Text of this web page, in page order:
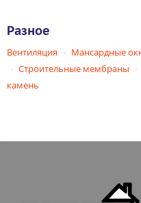
Разное
Вентиляция Мансардные
Строительные мембраны
камень